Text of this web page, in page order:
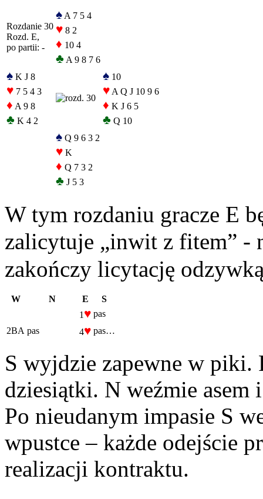
Rozdanie 30
Rozd. E,
po partii: -
♠ A 7 5 4
♥ 8 2
♦ 10 4
♣ A 9 8 7 6
♠ K J 8
♥ 7 5 4 3
♦ A 9 8
♣ K 4 2
♠ 10
♥ A Q J 10 9 6
♦ K J 6 5
♣ Q 10
♠ Q 9 6 3 2
♥ K
♦ Q 7 3 2
♣ J 5 3
W tym rozdaniu gracze E
zalicytuje „inwit z fitem” -
zakończy licytację
W N E
S
1 ♥ pas
2BA pas 4♥ pas…
S wyjdzie zapewne w piki.
dziesiątki. N weźmie
Po nieudanym impasie S
wpustce – każde odejście
realizacji kontraktu.